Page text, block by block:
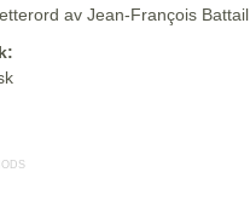
av Jean-François Battail